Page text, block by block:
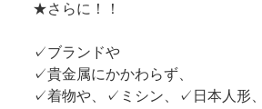
★さらに！！
✓ブランドや
✓貴金属にかかわらず、
✓着物や、✓ミシン、✓日本人形